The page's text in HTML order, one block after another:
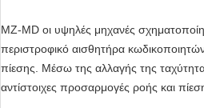
MZ-MD οι υψηλές μηχανές
περιστροφικό αισθητήρα
πίεσης. Μέσω της αλλαγής της
αντίστοιχες προσαρμογές ροής και